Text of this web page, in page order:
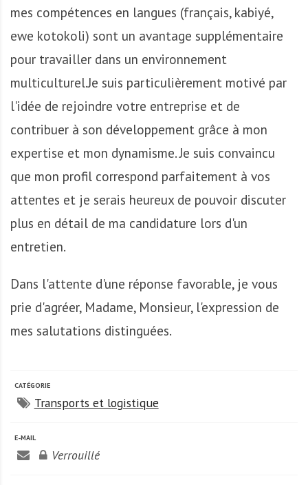
mes compétences en langues (français, kabiyé,
ewe kotokoli) sont un avantage supplémentaire
pour travailler dans un environnement
multiculturel.Je suis particulièrement motivé par
l'idée de rejoindre votre entreprise et de
contribuer à son développement grâce à mon
expertise et mon dynamisme. Je suis convaincu
que mon profil correspond parfaitement à vos
attentes et je serais heureux de pouvoir discuter
plus en détail de ma candidature lors d'un
entretien.
Dans l'attente d'une réponse favorable, je vous
prie d'agréer, Madame, Monsieur, l'expression de
mes salutations distinguées.
CATÉGORIE
Transports et logistique
E-MAIL
Verrouillé